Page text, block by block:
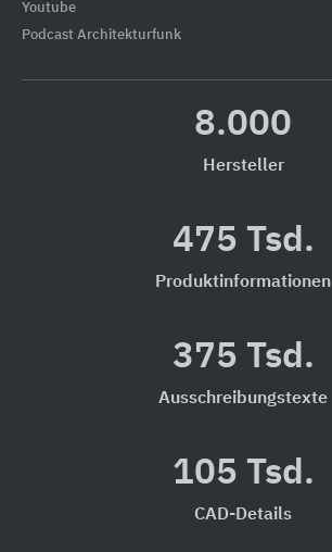
Youtube
Podcast Architekturfunk
8.000
Hersteller
475 Tsd.
Produktinformationen
375 Tsd.
Ausschreibungstexte
105 Tsd.
CAD-Details